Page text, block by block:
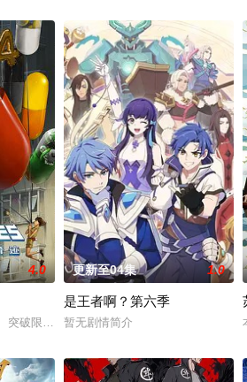
的修行世界，原本以为自己可以从此吃香喝辣
4.0
突破限制，达到某种非凡成就，往往伴随着一
更新至04集 1.0
是王者啊？第六季
暂无剧情简介